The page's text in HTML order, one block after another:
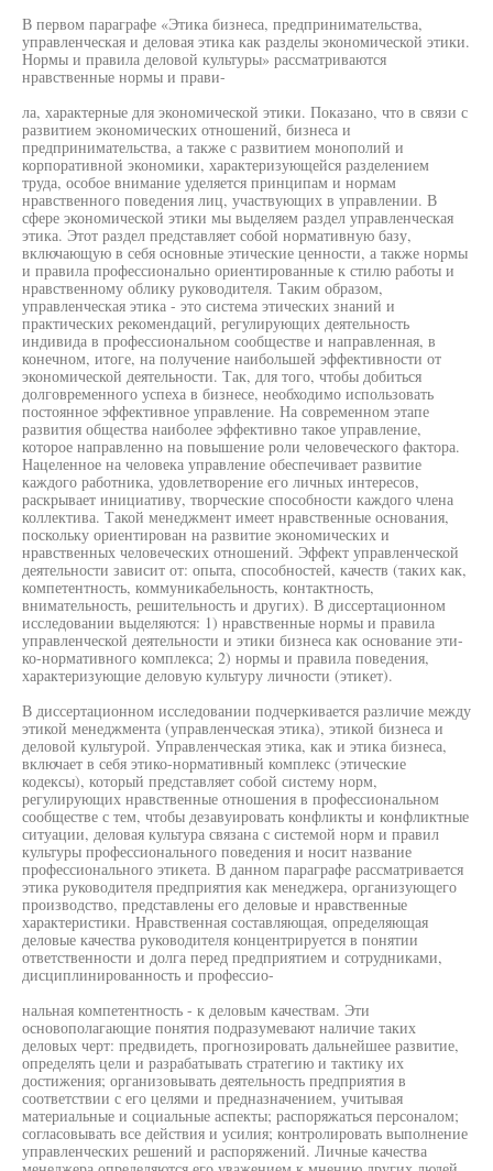
В первом параграфе «Этика бизнеса, предпринимательства,
управленческая и деловая этика как разделы экономической этики.
Нормы и правила деловой культуры» рассматриваются
нравственные нормы и прави-
ла, характерные для экономической этики. Показано, что в связи с
развитием экономических отношений, бизнеса и
предпринимательства, а также с развитием монополий и
корпоративной экономики, характеризующейся разделением
труда, особое внимание уделяется принципам и нормам
нравственного поведения лиц, участвующих в управлении. В
сфере экономической этики мы выделяем раздел управленческая
этика. Этот раздел представляет собой нормативную базу,
включающую в себя основные этические ценности, а также нормы
и правила профессионально ориентированные к стилю работы и
нравственному облику руководителя. Таким образом,
управленческая этика - это система этических знаний и
практических рекомендаций, регулирующих деятельность
индивида в профессиональном сообществе и направленная, в
конечном, итоге, на получение наибольшей эффективности от
экономической деятельности. Так, для того, чтобы добиться
долговременного успеха в бизнесе, необходимо использовать
постоянное эффективное управление. На современном этапе
развития общества наиболее эффективно такое управление,
которое направленно на повышение роли человеческого фактора.
Нацеленное на человека управление обеспечивает развитие
каждого работника, удовлетворение его личных интересов,
раскрывает инициативу, творческие способности каждого члена
коллектива. Такой менеджмент имеет нравственные основания,
поскольку ориентирован на развитие экономических и
нравственных человеческих отношений. Эффект управленческой
деятельности зависит от: опыта, способностей, качеств (таких как,
компетентность, коммуникабельность, контактность,
внимательность, решительность и других). В диссертационном
исследовании выделяются: 1) нравственные нормы и правила
управленческой деятельности и этики бизнеса как основание эти-
ко-нормативного комплекса; 2) нормы и правила поведения,
характеризующие деловую культуру личности (этикет).
В диссертационном исследовании подчеркивается различие между
этикой менеджмента (управленческая этика), этикой бизнеса и
деловой культурой. Управленческая этика, как и этика бизнеса,
включает в себя этико-нормативный комплекс (этические
кодексы), который представляет собой систему норм,
регулирующих нравственные отношения в профессиональном
сообществе с тем, чтобы дезавуировать конфликты и конфликтные
ситуации, деловая культура связана с системой норм и правил
культуры профессионального поведения и носит название
профессионального этикета. В данном параграфе рассматривается
этика руководителя предприятия как менеджера, организующего
производство, представлены его деловые и нравственные
характеристики. Нравственная составляющая, определяющая
деловые качества руководителя концентрируется в понятии
ответственности и долга перед предприятием и сотрудниками,
дисциплинированность и профессио-
нальная компетентность - к деловым качествам. Эти
основополагающие понятия подразумевают наличие таких
деловых черт: предвидеть, прогнозировать дальнейшее развитие,
определять цели и разрабатывать стратегию и тактику их
достижения; организовывать деятельность предприятия в
соответствии с его целями и предназначением, учитывая
материальные и социальные аспекты; распоряжаться персоналом;
согласовывать все действия и усилия; контролировать выполнение
управленческих решений и распоряжений. Личные качества